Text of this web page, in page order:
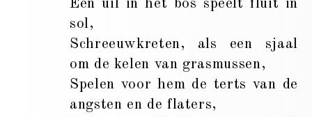
Een uil in het bos speelt fluit in
sol,
Schreeuwkreten, als een sjaal
om de kelen van grasmussen,
Spelen voor hem de terts van de
angsten en de flaters,